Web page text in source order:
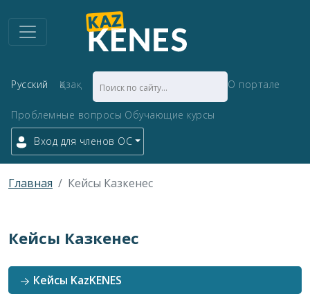
Русский Қазақ О портале
Проблемные вопросы Обучающие курсы
Вход для членов ОС
Главная Кейсы Казкенес
Кейсы Казкенес
Кейсы KazKENES